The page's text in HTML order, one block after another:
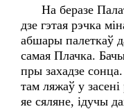
На беразе
дзе гэтая рэчка
абшары палеткаў
самая Плачка.
пры захадзе
там ляжаў у
яе сяляне, ідучы